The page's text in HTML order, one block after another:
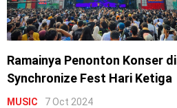
Ramainya Penonton Konser di
Synchronize Fest Hari Ketiga
MUSIC 7 Oct 2024